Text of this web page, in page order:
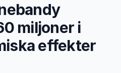
miljoner i
effekter